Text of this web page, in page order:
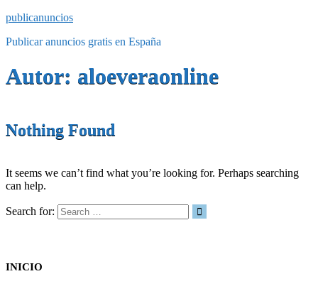
publicanuncios
Publicar anuncios gratis en España
Autor: aloeveraonline
Nothing Found
It seems we can’t find what you’re looking for. Perhaps searching
can help.
Search for:
INICIO